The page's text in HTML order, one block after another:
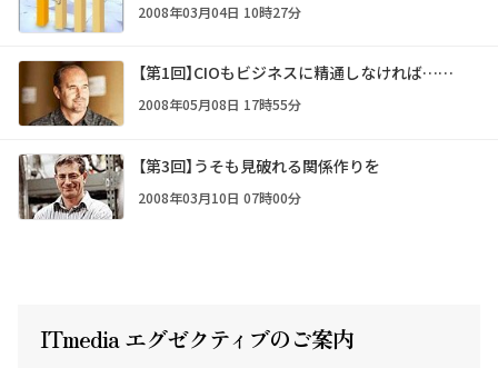
2008年03月04日 10時27分
【第1回】CIOもビジネスに精通しなければ……
2008年05月08日 17時55分
【第3回】うそも見破れる関係作りを
2008年03月10日 07時00分
ITmedia エグゼクティ ブのご案内